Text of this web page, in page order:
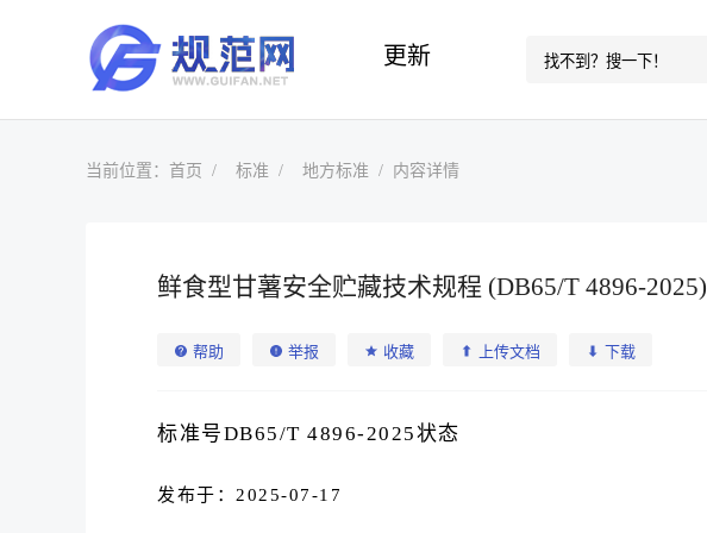
更新
当前位置： 首页 标准 地方标准 内容详情
鲜食型甘薯安全贮藏技术规程 (DB65/T 4896-2025)
帮助 举报 收藏 上传文档 下载
标准号DB65/T 4896-2025状态
发布于：2025-07-17